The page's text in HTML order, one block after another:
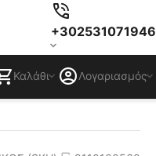
+302531071946
Καλάθι Λογαριασμός